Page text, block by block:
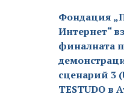
Фондация
Интернет“
финалната
сценарий 3
TESTUDO в